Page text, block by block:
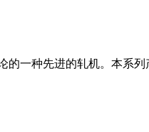
一种先进的轧机。本系